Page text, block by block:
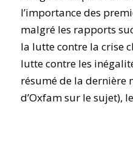
l’importance des
malgré les rapports
la lutte contre la crise
lutte contre les
résumé de la
d’Oxfam sur le sujet),